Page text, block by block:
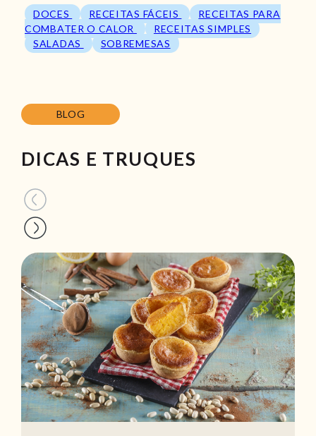
DOCES RECEITAS FÁCEIS
RECEITAS PARA
COMBATER O CALOR
RECEITAS SIMPLES
SALADAS
SOBREMESAS
BLOG
DICAS E TRUQUES